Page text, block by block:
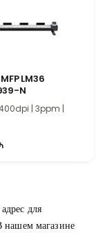
LM36
N
| 3ppm |
для
нашем магазине